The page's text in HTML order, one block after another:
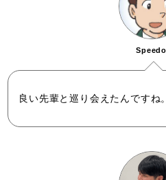
良い先輩と巡り会えたんですね。